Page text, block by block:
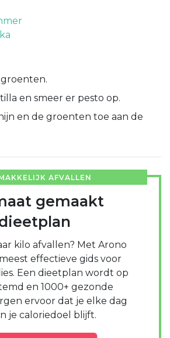
groenten.
en smeer er pesto op.
en de groenten toe aan de
AFVALLEN
gemaakt
kilo afvallen? Met Arono
effectieve gids voor
Een dieetplan wordt op
en 1000+ gezonde
ervoor dat je elke dag
je caloriedoel blijft.